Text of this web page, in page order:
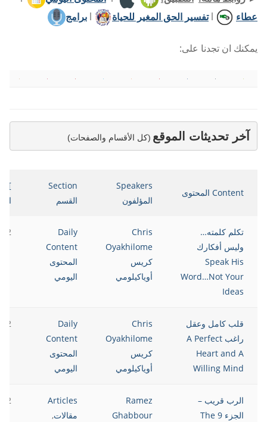
عطاء
تفسير الحق المغير للحياة برامج
يمكنك ان تجدنا على:
آخر تحديثات الموقع (كل الأقسام والصفحات)
Content المحتوى
Speakers
المؤلفون
Section
القسم
تكلم كلمته…
وليس أفكارك
Speak His
Word…Not Your
Ideas
Chris
Oyakhilome
كريس
أوياكيلومي
Daily
Content
المحتوى
اليومي
قلب كامل وعقل
راغب A Perfect
Heart and A
Willing Mind
Chris
Oyakhilome
كريس
أوياكيلومي
Daily
Content
المحتوى
اليومي
الرب قريب –
الجزء 9 The
Ramez
Ghabbour
Articles
مقالات,